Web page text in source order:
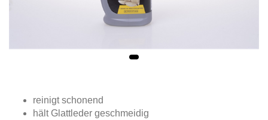
reinigt schonend
hält Glattleder geschmeidig